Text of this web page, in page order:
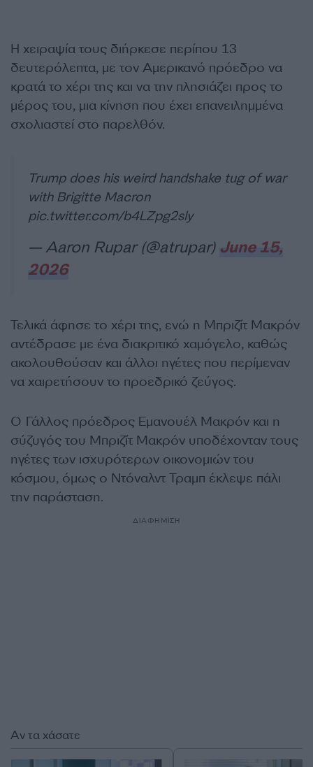
Η χειραψία τους διήρκεσε περίπου 13
δευτερόλεπτα, με τον Αμερικανό πρόεδρο να
κρατά το χέρι της και να την πλησιάζει προς το
μέρος του, μια κίνηση που έχει επανειλημμένα
σχολιαστεί στο παρελθόν.
Trump does his weird handshake tug of war
with Brigitte Macron
pic.twitter.com/b4LZpg2sly
— Aaron Rupar (@atrupar) June 15,
2026
Τελικά άφησε το χέρι της, ενώ η Μπριζίτ Μακρόν
αντέδρασε με ένα διακριτικό χαμόγελο, καθώς
ακολουθούσαν και άλλοι ηγέτες που περίμεναν
να χαιρετήσουν το προεδρικό ζεύγος.
Ο Γάλλος πρόεδρος Εμανουέλ Μακρόν και η
σύζυγός του Μπριζίτ Μακρόν υποδέχονταν τους
ηγέτες των ισχυρότερων οικονομιών του
κόσμου, όμως ο Ντόναλντ Τραμπ έκλεψε πάλι
την παράσταση.
ΔΙΑΦΗΜΙΣΗ
Αν τα χάσατε